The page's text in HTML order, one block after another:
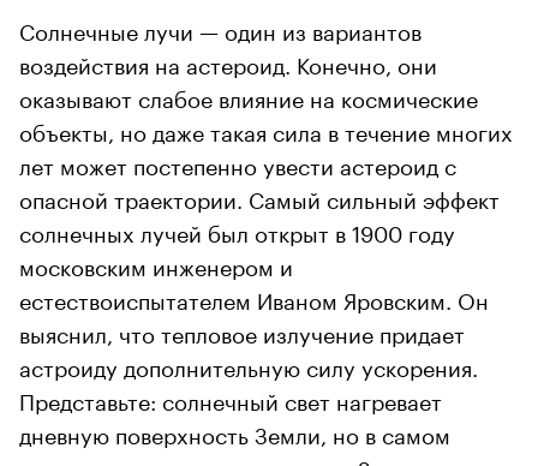
Солнечные лучи — один из вариантов
воздействия на астероид. Конечно, они
оказывают слабое влияние на космические
объекты, но даже такая сила в течение многих
лет может постепенно увести астероид с
опасной траектории. Самый сильный эффект
солнечных лучей был открыт в 1900 году
московским инженером и
естествоиспытателем Иваном Яровским. Он
выяснил, что тепловое излучение придает
астроиду дополнительную силу ускорения.
Представьте: солнечный свет нагревает
дневную поверхность Земли, но в самом